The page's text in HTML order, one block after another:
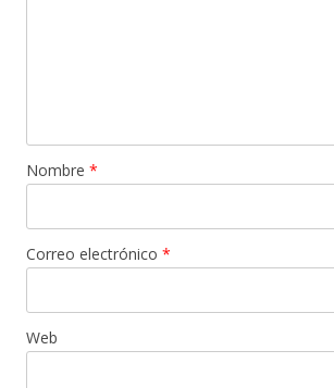
Nombre *
Correo electrónico *
Web